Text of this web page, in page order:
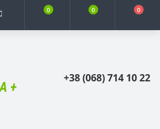
0 0 0
+38 (068) 714 10 22